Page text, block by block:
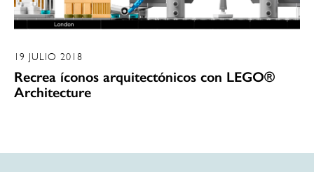
19 JULIO 2018
Recrea íconos arquitectónicos con LEGO®
Architecture